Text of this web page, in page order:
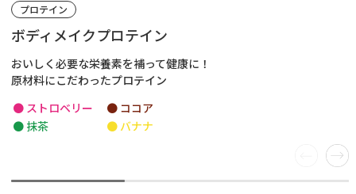
プロテイン
ボディメイクプロテイン
おいしく必要な栄養素を補って健康に！
原材料にこだわったプロテイン
● ストロベリー
● ココア
● 抹茶
● バナナ